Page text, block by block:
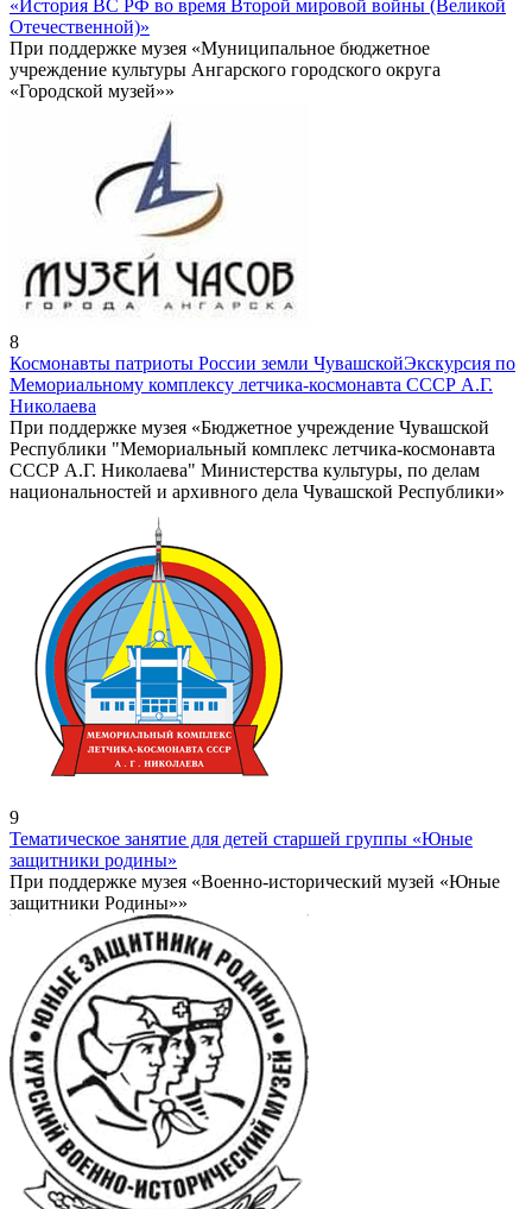
«История ВС РФ во время Второй мировой войны (Великой
Отечественной)»
При поддержке музея «Муниципальное бюджетное
учреждение культуры Ангарского городского округа
«Городской музей»»
8
Космонавты патриоты России земли ЧувашскойЭкскурсия по
Мемориальному комплексу летчика-космонавта СССР А.Г.
Николаева
При поддержке музея «Бюджетное учреждение Чувашской
Республики "Мемориальный комплекс летчика-космонавта
СССР А.Г. Николаева" Министерства культуры, по делам
национальностей и архивного дела Чувашской Республики»
9
Тематическое занятие для детей старшей группы «Юные
защитники родины»
При поддержке музея «Военно-исторический музей «Юные
защитники Родины»»